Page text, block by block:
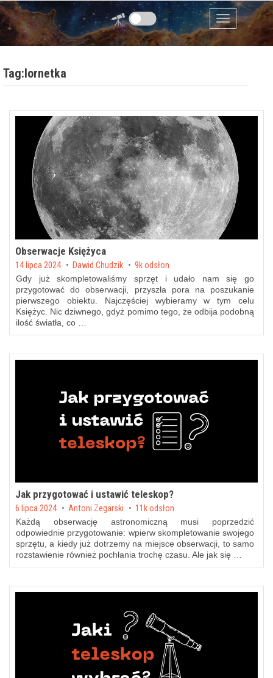
Przejdź do zawartości
Menu
Tag:lornetka
Obserwacje Księżyca
Posted on
14 lipca 2024 byDawid Chudzik 9k odsłon
Gdy już skompletowaliśmy sprzęt i udało nam się go
przygotować do obserwacji, przyszła pora na poszukanie
pierwszego obiektu. Najczęściej wybieramy w tym celu
Księżyc. Nic dziwnego, gdyż pomimo tego, że odbija podobną
ilość światła, co …
Jak przygotować i ustawić teleskop?
Posted on
6 lipca 2024 by Antoni Zegarski 11k odsłon
Każdą obserwację astronomiczną musi poprzedzić
odpowiednie przygotowanie: wpierw skompletowanie swojego
sprzętu, a kiedy już dotrzemy na miejsce obserwacji, to samo
rozstawienie również pochłania trochę czasu. Ale jak się …